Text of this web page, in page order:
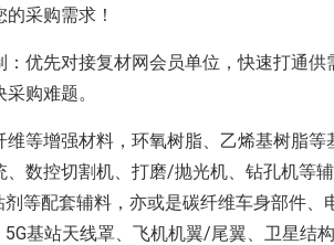
采购需求！
优先对接复材网会员单位，快速打通
购难题。
等增强材料，环氧树脂、乙烯基树脂
数控切割机、打磨/抛光机、钻孔机等
等配套辅料，亦或是碳纤维车身部件
基站天线罩、飞机机翼/尾翼、卫星结